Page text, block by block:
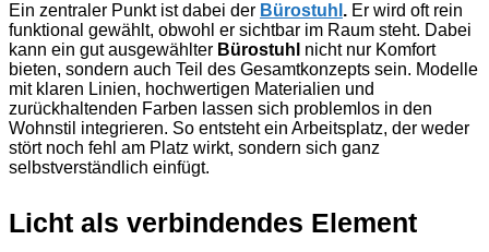
Ein zentraler Punkt ist dabei der Bürostuhl . Er wird oft rein
funktional gewählt, obwohl er sichtbar im Raum steht. Dabei
kann ein gut ausgewählter Bürostuhl nicht nur Komfort
bieten, sondern auch Teil des Gesamtkonzepts sein. Modelle
mit klaren Linien, hochwertigen Materialien und
zurückhaltenden Farben lassen sich problemlos in den
Wohnstil integrieren. So entsteht ein Arbeitsplatz, der weder
stört noch fehl am Platz wirkt, sondern sich ganz
selbstverständlich einfügt.
Licht als verbindendes Element